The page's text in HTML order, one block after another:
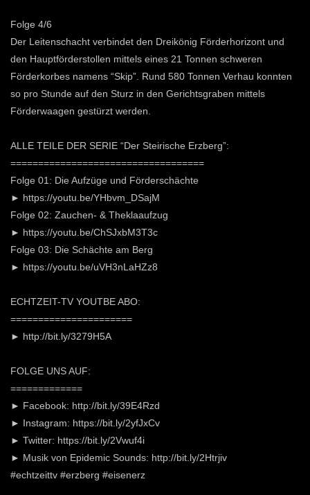
Folge 4/6
Der Leitenschacht verbindet den Dreikönig Förderhorizont und
den Hauptförderstollen mittels eines 21 Tonnen schweren
Förderkorbes namens “Skip”. Rund 580 Tonnen Verhau konnten
so pro Stunde auf den Sturz in den Gerichtsgraben mittels
Förderwaagen gestürzt werden.
ALLE TEILE DER SERIE “Der Steirische Erzberg”:
===================================
Folge 01: Die Aufzüge und Förderschächte
► https://youtu.be/YHbvm_DSajM
Folge 02: Zauchen- & Theklaaufzug
► https://youtu.be/ChSJxbM3T3c
Folge 03: Die Schächte am Berg
► https://youtu.be/uVH3nLaHZz8
ECHTZEIT-TV YOUTBE ABO:
======================
► http://bit.ly/3279H5A
FOLGE UNS AUF:
=============
► Facebook: http://bit.ly/39E4Rzd
► Instagram: https://bit.ly/2yfJxCv
► Twitter: https://bit.ly/2Vwuf4i
► Musik von Epidemic Sounds: http://bit.ly/2Htrjiv
#echtzeittv #erzberg #eisenerz